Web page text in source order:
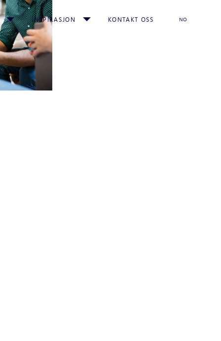
INSPIRASJON KONTAKT OSS NO